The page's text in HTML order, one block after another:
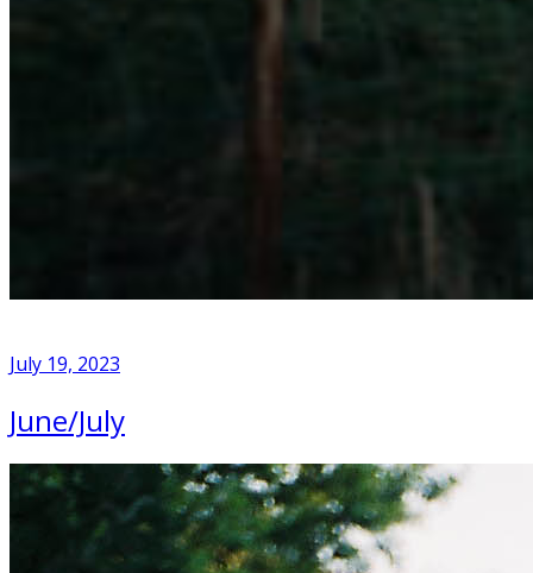
July 19, 2023
June/July